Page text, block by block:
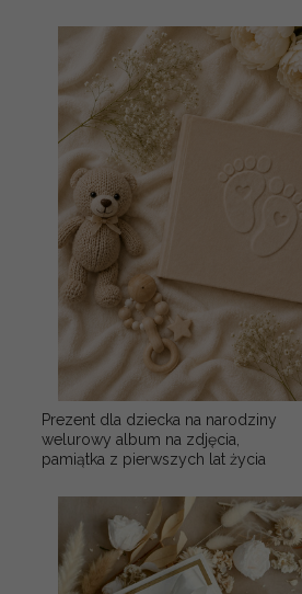
Prezent dla dziecka na narodziny
welurowy album na zdjęcia,
pamiątka z pierwszych lat życia